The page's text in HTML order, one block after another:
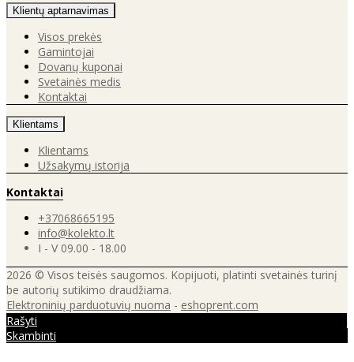
Klientų aptarnavimas
Visos prekės
Gamintojai
Dovanų kuponai
Svetainės medis
Kontaktai
Klientams
Klientams
Užsakymų istorija
Kontaktai
+37068665195
info@kolekto.lt
I - V 09.00 - 18.00
2026 © Visos teisės saugomos. Kopijuoti, platinti svetainės turinį
be autorių sutikimo draudžiama.
Elektroninių parduotuvių nuoma - eshoprent.com
Rašyti
Skambinti